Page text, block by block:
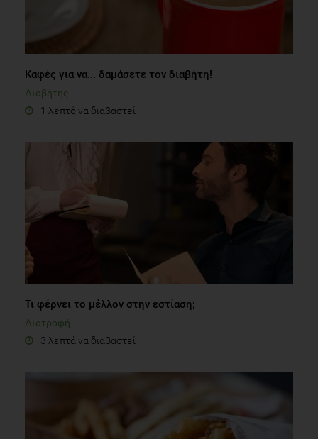
Kαφές για να... δαμάσετε τον διαβήτη!
Διαβήτης
1 λεπτό να διαβαστεί
Τι φέρνει το μέλλον στην εστίαση;
Διατροφή
3 λεπτά να διαβαστεί